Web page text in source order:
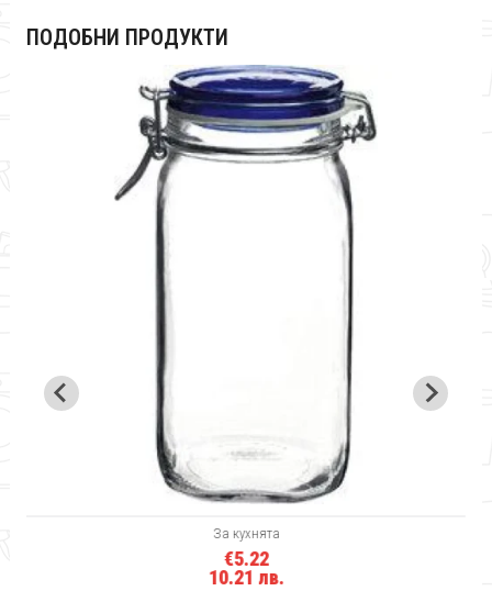
ПОДОБНИ ПРОДУКТИ
За кухнята
€5.22
10.21 лв.